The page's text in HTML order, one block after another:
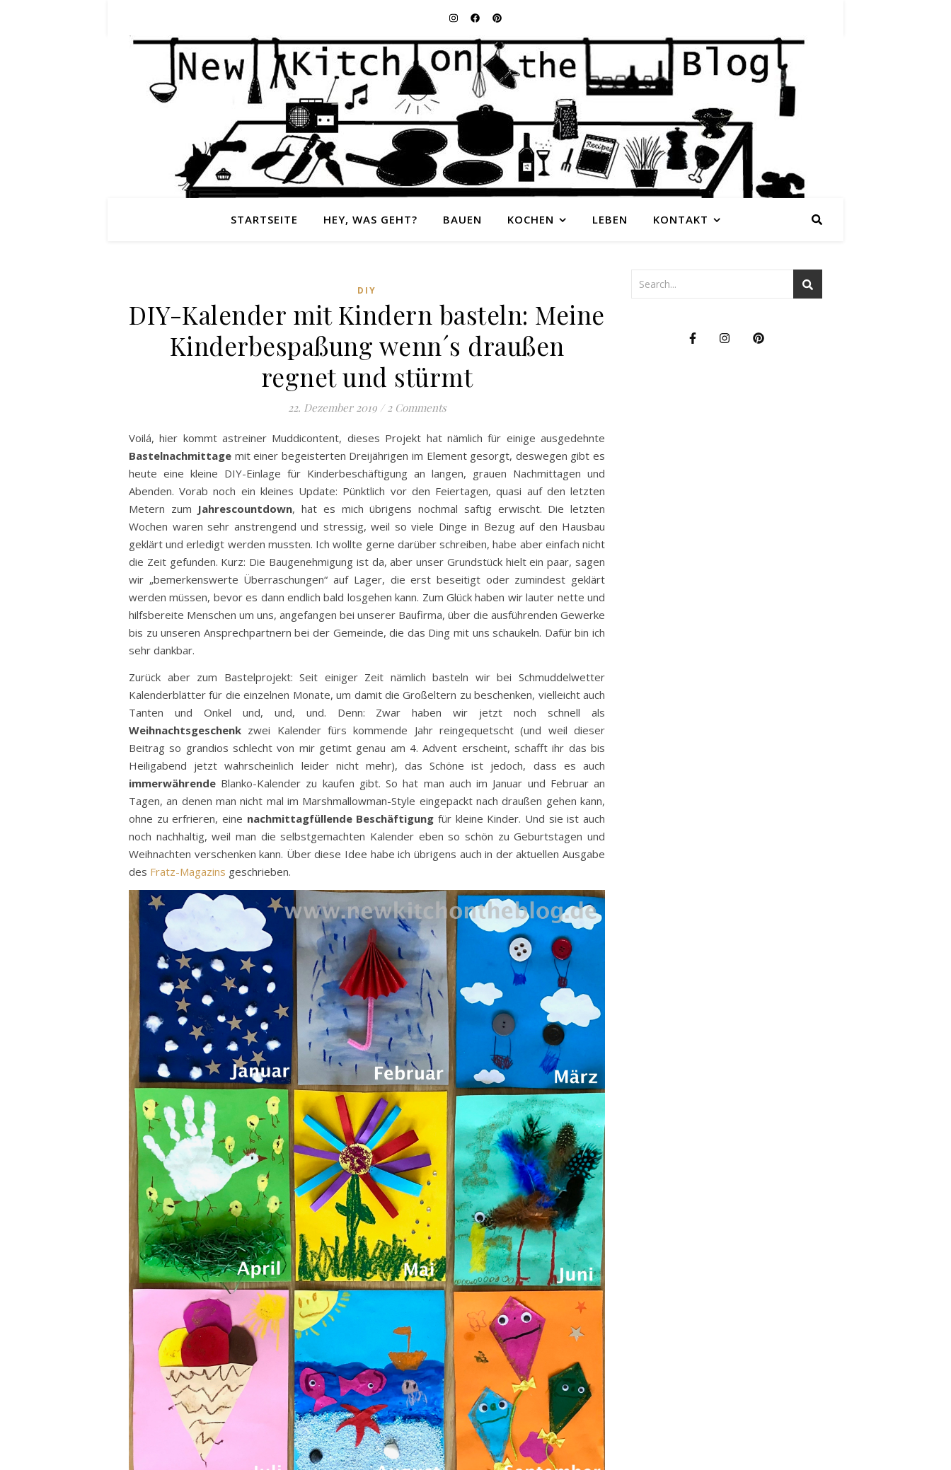
STARTSEITE HEY, WAS GEHT? BAUEN KOCHEN LEBEN KONTAKT
DIY
DIY-Kalender mit Kindern basteln: Meine
Kinderbespaßung wenn´s draußen
regnet und stürmt
22. Dezember 2019 / 2 Comments
Voilá, hier kommt astreiner Muddicontent, dieses Projekt hat nämlich für einige ausgedehnte
Bastelnachmittage mit einer begeisterten Dreijährigen im Element gesorgt, deswegen gibt es
heute eine kleine DIY-Einlage für Kinderbeschäftigung an langen, grauen Nachmittagen und
Abenden. Vorab noch ein kleines Update: Pünktlich vor den Feiertagen, quasi auf den letzten
Metern zum Jahrescountdown, hat es mich übrigens nochmal saftig erwischt. Die letzten
Wochen waren sehr anstrengend und stressig, weil so viele Dinge in Bezug auf den Hausbau
geklärt und erledigt werden mussten. Ich wollte gerne darüber schreiben, habe aber einfach nicht
die Zeit gefunden. Kurz: Die Baugenehmigung ist da, aber unser Grundstück hielt ein paar, sagen
wir „bemerkenswerte Überraschungen“ auf Lager, die erst beseitigt oder zumindest geklärt
werden müssen, bevor es dann endlich bald losgehen kann. Zum Glück haben wir lauter nette und
hilfsbereite Menschen um uns, angefangen bei unserer Baufirma, über die ausführenden Gewerke
bis zu unseren Ansprechpartnern bei der Gemeinde, die das Ding mit uns schaukeln. Dafür bin ich
sehr dankbar.
Zurück aber zum Bastelprojekt: Seit einiger Zeit nämlich basteln wir bei Schmuddelwetter
Kalenderblätter für die einzelnen Monate, um damit die Großeltern zu beschenken, vielleicht auch
Tanten und Onkel und, und, und. Denn: Zwar haben wir jetzt noch schnell als
Weihnachtsgeschenk zwei Kalender fürs kommende Jahr reingequetscht (und weil dieser
Beitrag so grandios schlecht von mir getimt genau am 4. Advent erscheint, schafft ihr das bis
Heiligabend jetzt wahrscheinlich leider nicht mehr), das Schöne ist jedoch, dass es auch
immerwährende Blanko-Kalender zu kaufen gibt. So hat man auch im Januar und Februar an
Tagen, an denen man nicht mal im Marshmallowman-Style eingepackt nach draußen gehen kann,
ohne zu erfrieren, eine nachmittagfüllende Beschäftigung für kleine Kinder. Und sie ist auch
noch nachhaltig, weil man die selbstgemachten Kalender eben so schön zu Geburtstagen und
Weihnachten verschenken kann. Über diese Idee habe ich übrigens auch in der aktuellen Ausgabe
des Fratz-Magazins geschrieben.